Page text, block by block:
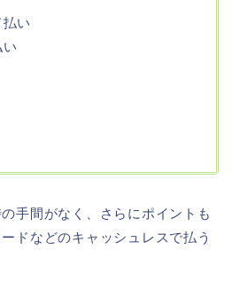
い
手間がなく、さらにポイントも
ドなどのキャッシュレスで払う